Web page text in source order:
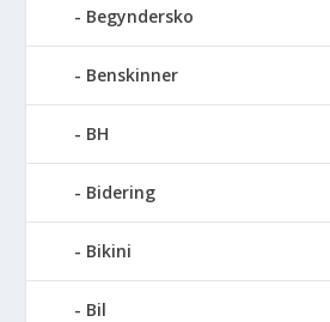
Begyndersko
Benskinner
BH
Bidering
Bikini
Bil